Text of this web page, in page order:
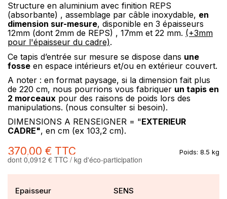
Structure en aluminium avec finition REPS
(absorbante) , assemblage par câble inoxydable, en
dimension sur-mesure, disponible en 3 épaisseurs
12mm (dont 2mm de REPS) , 17mm et 22 mm. (+3mm
pour l'épaisseur du cadre).
Ce tapis d’entrée sur mesure se dispose dans une
fosse en espace intérieurs et/ou en extérieur couvert.
A noter : en format paysage, si la dimension fait plus
de 220 cm, nous pourrions vous fabriquer un tapis en
2 morceaux pour des raisons de poids lors des
manipulations. (nous consulter si besoin).
DIMENSIONS A RENSEIGNER = "EXTERIEUR
CADRE", en cm (ex 103,2 cm).
370,00 € TTC Poids: 8.5 kg
dont 0,0912 € TTC / kg d'éco-participation
Epaisseur SENS